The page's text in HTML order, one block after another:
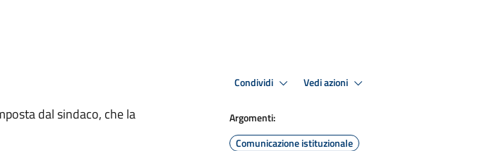
dal sindaco, che la
Condividi Vedi azioni
Argomenti:
Comunicazione istituzionale